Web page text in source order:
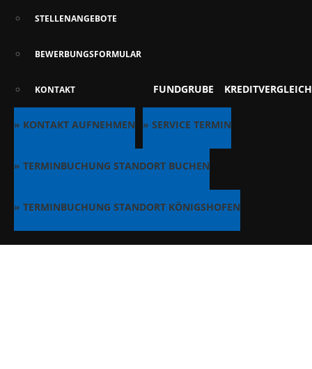
STELLENANGEBOTE
BEWERBUNGSFORMULAR
KONTAKT FUNDGRUBE KREDITVERGLEICH
» KONTAKT AUFNEHMEN » SERVICE TERMIN
» TERMINBUCHUNG STANDORT BUCHEN
» TERMINBUCHUNG STANDORT KÖNIGSHOFEN